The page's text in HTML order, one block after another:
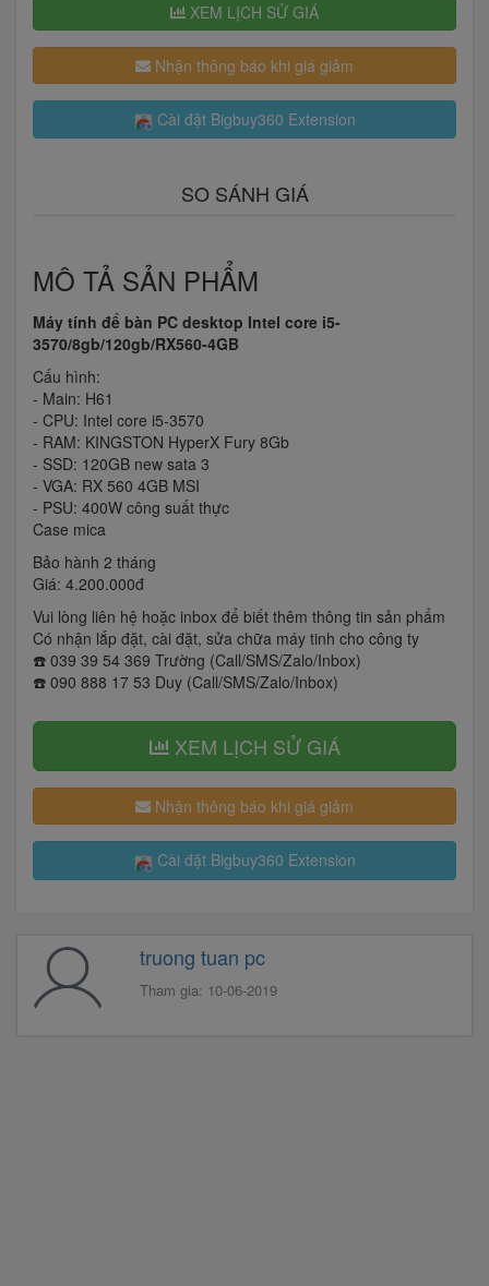
XEM LỊCH SỬ GIÁ
Nhận thông báo khi giá giảm
Cài đặt Bigbuy360 Extension
SO SÁNH GIÁ
MÔ TẢ SẢN PHẨM
Máy tính để bàn PC desktop Intel core i5-
3570/8gb/120gb/RX560-4GB
Cấu hình:
- Main: H61
- CPU: Intel core i5-3570
- RAM: KINGSTON HyperX Fury 8Gb
- SSD: 120GB new sata 3
- VGA: RX 560 4GB MSI
- PSU: 400W công suất thực
Case mica
Bảo hành 2 tháng
Giá: 4.200.000đ
Vui lòng liên hệ hoặc inbox để biết thêm thông tin sản phẩm
Có nhận lắp đặt, cài đặt, sửa chữa máy tinh cho công ty
☎️ 039 39 54 369 Trường (Call/SMS/Zalo/Inbox)
☎️ 090 888 17 53 Duy (Call/SMS/Zalo/Inbox)
XEM LỊCH SỬ GIÁ
Nhận thông báo khi giá giảm
Cài đặt Bigbuy360 Extension
truong tuan pc
Tham gia: 10-06-2019